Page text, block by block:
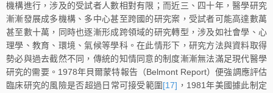
機構進行，涉及的受試者人數相對有限；而近三、四十年，醫學研究
漸漸發展成多機構、多中心甚至跨國的研究案，受試者可能高達數萬
甚至數十萬，同時也逐漸形成跨領域的研究轉型，涉及如社會學、心
理學、教育、環境、氣候等學科。在此情形下，研究方法與資料取得
勢必與過去截然不同，傳統的知情同意的制度漸漸無法滿足現代醫學
研究的需要。1978年貝爾蒙特報告（Belmont Report）便強調應評估
臨床研究的風險是否超過日常可接受範圍[17] ，1981年美國據此制定